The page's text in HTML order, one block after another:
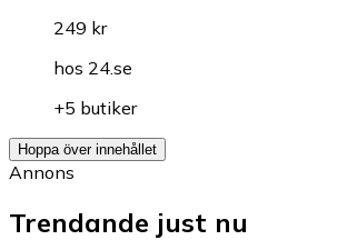
249 kr
hos 24.se
+5 butiker
Hoppa över innehållet
Annons
Trendande just nu